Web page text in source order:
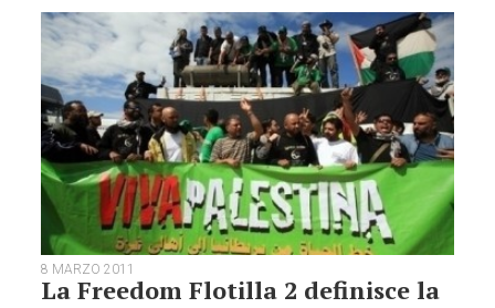
8 MARZO 2011
La Freedom Flotilla 2 definisce la